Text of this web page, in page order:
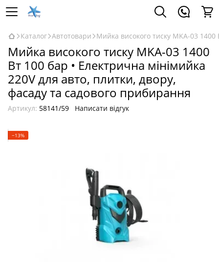
Каталог Автотовари Мийка високого тиску MKA-03
Мийка високого тиску MKA-03 1400
Вт 100 бар • Електрична мінімийка
220V для авто, плитки, двору,
фасаду та садового прибирання
Артикул: 58141/59 Написати відгук
−13%